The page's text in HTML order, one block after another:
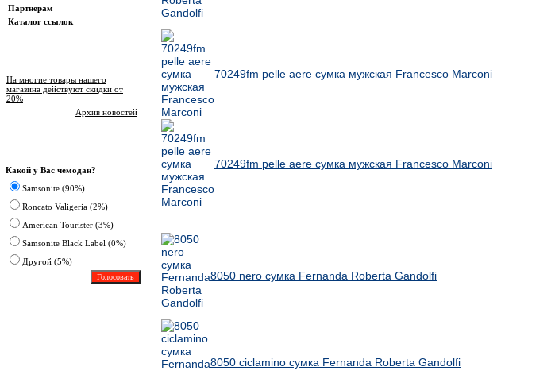
Партнерам
Каталог ссылок
На многие товары нашего
магазина действуют скидки от
20%
Архив новостей
Какой у Вас чемодан?
Samsonite (90%)
Roncato Valigeria (2%)
American Tourister (3%)
Samsonite Black Label (0%)
Другoй (5%)
70249fm pelle aere сумка мужская Francesco Marconi
70249fm pelle aere сумка мужская Francesco Marconi
8050 nero сумка Fernanda Roberta Gandolfi
8050 ciclamino сумка Fernanda Roberta Gandolfi